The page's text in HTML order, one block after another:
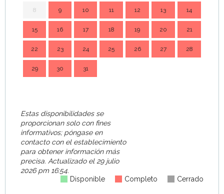
8 9 10 11 12 13 14
15 16 17 18 19 20 21
22 23 24 25 26 27 28
29 30 31
Estas disponibilidades se
proporcionan solo con fines
informativos; póngase en
contacto con el establecimiento
para obtener información más
precisa. Actualizado el29 julio
2026 pm 16:54.
Disponible
Completo Cerrado